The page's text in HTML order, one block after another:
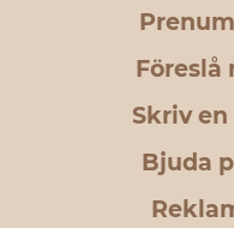
Föreslå
Skriv en
Bjuda